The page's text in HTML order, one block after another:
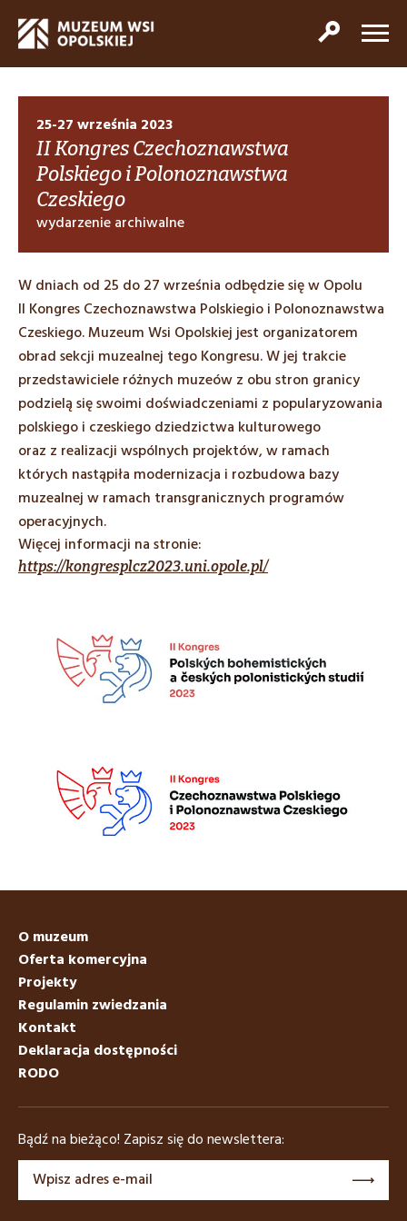
25-27 września 2023
II Kongres Czechoznawstwa
Polskiego i Polonoznawstwa
Czeskiego
wydarzenie archiwalne
W dniach od 25 do 27 września odbędzie się w Opolu
II Kongres Czechoznawstwa Polskiegio i Polonoznawstwa
Czeskiego. Muzeum Wsi Opolskiej jest organizatorem
obrad sekcji muzealnej tego Kongresu. W jej trakcie
przedstawiciele różnych muzeów z obu stron granicy
podzielą się swoimi doświadczeniami z popularyzowania
polskiego i czeskiego dziedzictwa kulturowego
oraz z realizacji wspólnych projektów, w ramach
których nastąpiła modernizacja i rozbudowa bazy
muzealnej w ramach transgranicznych programów
operacyjnych.
Więcej informacji na stronie:
https://kongresplcz2023.uni.opole.pl/
O muzeum
Oferta komercyjna
Projekty
Regulamin zwiedzania
Kontakt
Deklaracja dostępności
RODO
Bądź na bieżąco! Zapisz się do newslettera: